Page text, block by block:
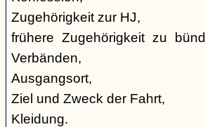
Zugehörigkeit zur HJ,
frühere Zugehörigkeit zu
Verbänden,
Ausgangsort,
Ziel und Zweck der Fahrt,
Kleidung.